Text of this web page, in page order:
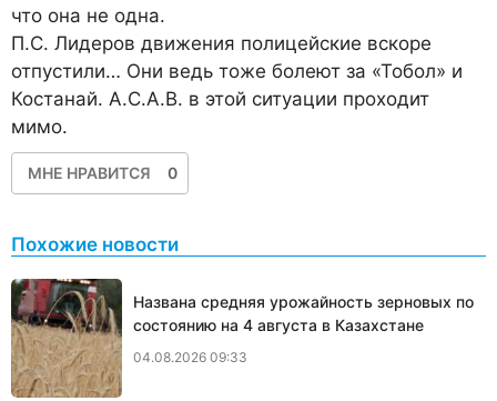
что она не одна.
П.С. Лидеров движения полицейские вскоре
отпустили… Они ведь тоже болеют за «Тобол» и
Костанай. A.C.A.B. в этой ситуации проходит
мимо.
МНЕ НРАВИТСЯ 0
Похожие новости
Названа средняя урожайность зерновых по
состоянию на 4 августа в Казахстане
04.08.2026 09:33